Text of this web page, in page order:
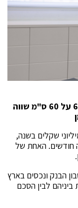
האם יצירה של יוסל ברגנר בגודל של 60 על 60 ס"מ שווה
שקלים בשנה,
חודשים. האחת של
הבנק ונכסים בארץ
לבין הסכם